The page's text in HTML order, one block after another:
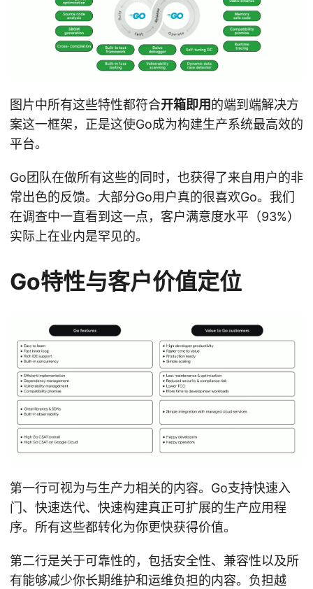
图片中所有这些特性都符合开箱即用的端到端解决方
案这一框架，正是这使Go成为构建生产系统最高效的
平台。
Go团队在做所有这些的同时，也获得了来自用户的非
常出色的反馈。大部分Go用户真的很喜欢Go。我们
在调查中一直看到这一点，客户满意度水平（93%）
实际上在业内是罕见的。
Go特性与客户价值定位
第一行可视为与生产力相关的内容。Go支持快速入
门、快速迭代、快速构建真正可扩展的生产应用程
序。所有这些都转化为你更快获得价值。
第二行是关于可靠性的，包括安全性、兼容性以及所
有能够减少你长期维护和运维负担的内容。负担越